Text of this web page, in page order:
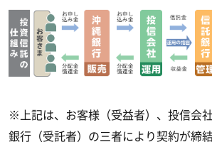
※上記は、お客様（受益者）、投信会
銀行（受託者）の三者により契約が締